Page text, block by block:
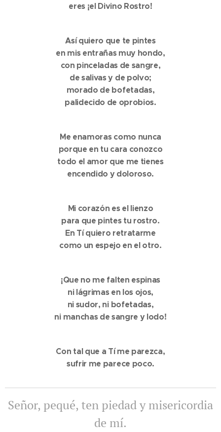
eres ¡el Divino Rostro!
Así quiero que te pintes
en mis entrañas muy hondo,
con pinceladas de sangre,
de salivas y de polvo;
morado de bofetadas,
palidecido de oprobios.
Me enamoras como nunca
porque en tu cara conozco
todo el amor que me tienes
encendido y doloroso.
Mi corazón es el lienzo
para que pintes tu rostro.
En Tí quiero retratarme
como un espejo en el otro.
¡Que no me falten espinas
ni lágrimas en los ojos,
ni sudor, ni bofetadas,
ni manchas de sangre y lodo!
Con tal que a Tí me parezca,
sufrir me parece poco.
Señor, pequé, ten piedad y misericordia
de mí.